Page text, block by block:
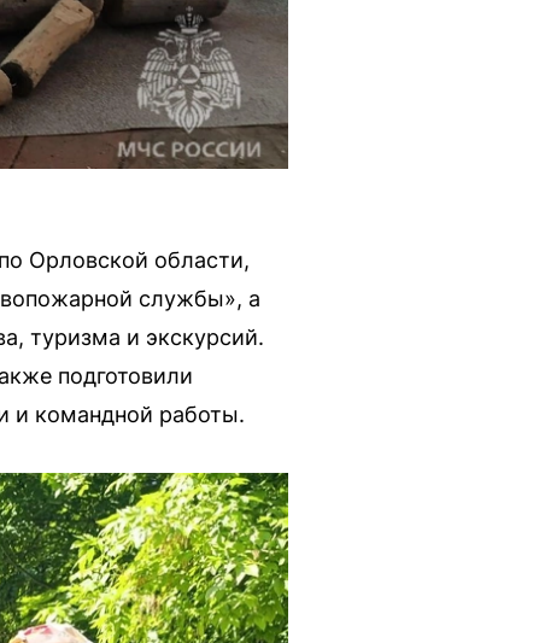
Орловской области,
службы», а
туризма и экскурсий.
подготовили
и командной работы.